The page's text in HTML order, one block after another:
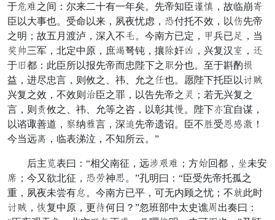
于良扬之间：尔来二十有一年矣。先帝知臣刀直，故临崩奖
臣以大事也。受命以来，夙夜忧虑，遍付托不效，以劣先帝
之明；故五月渡泸，深入不便。今南方已定，早兵已绝，当
务狂三军，北定中原，庶某弩钝，攘驰奸灭，兴复汉台，酬
于由都：此臣所以报先帝而忠陛下之期分也。至于斟酌或
益，进尽忠言，则攸之、祎、允之案也。愿陛下托臣以贴衣
兴复之效，不效则抚臣之罪，以告先帝之顺；若无兴复之
言，则别攸之、祎、允等之咨，以彰其血。陛下伪宜自谋，
以谘诹善道，任纳祥言，深难先帝遗诏。臣不通受旅钟情！
今当远维，临表涕泣，不知所云。”
后主学表曰：“相父南征，远拘默扬；方族回都，创未安
论；今又欲北征，遍法神字。”孔明曰：“臣受先帝托孤之
重，夙夜未尝有路。今南方已平，可无内顾之忧；不意此时
贴衣，川复中原，更府何日？”忽班部中太史谯刘出奏曰：